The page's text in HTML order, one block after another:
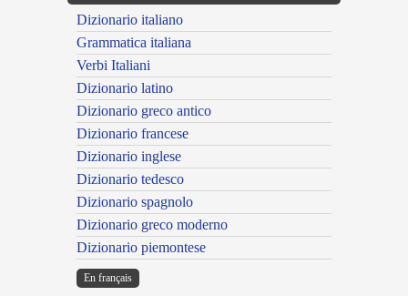
Dizionario italiano
Grammatica italiana
Verbi Italiani
Dizionario latino
Dizionario greco antico
Dizionario francese
Dizionario inglese
Dizionario tedesco
Dizionario spagnolo
Dizionario greco moderno
Dizionario piemontese
En français